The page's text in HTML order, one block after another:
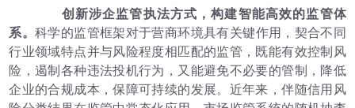
创新涉企监管执法方式，构建智能高效的监管体
系。 科学的监管框架对于营商环境具有关键作用，契合不同
行业领域特点并与风险程度相匹配的监管，既能有效控制风
险，遏制各种违法投机行为，又能避免不必要的管制，降低
企业的合规成本，保障可持续的发展。近年来，伴随信用风